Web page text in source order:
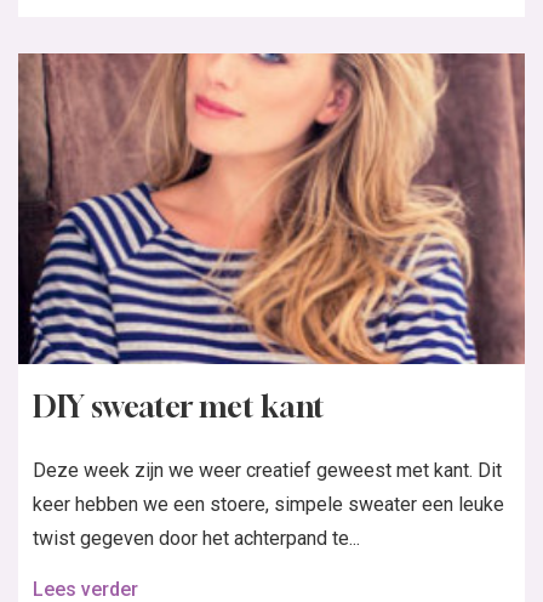
DIY sweater met kant
Deze week zijn we weer creatief geweest met kant. Dit
keer hebben we een stoere, simpele sweater een leuke
twist gegeven door het achterpand te...
Lees verder